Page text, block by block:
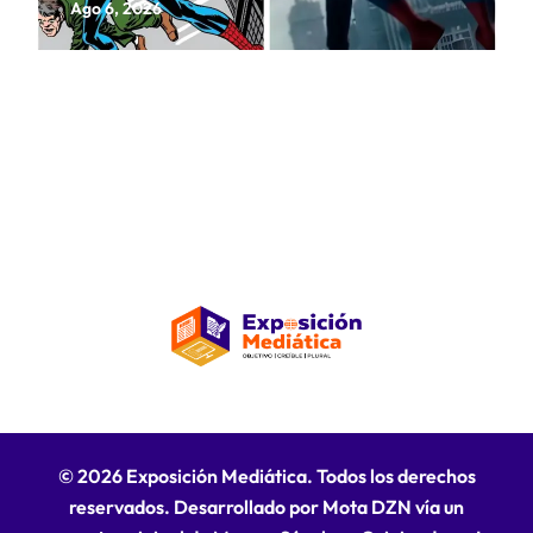
de Marvel en un homenaje
cinematográfico
Ago 6, 2026
© 2026 Exposición Mediática. Todos los derechos
reservados. Desarrollado por Mota DZN vía un